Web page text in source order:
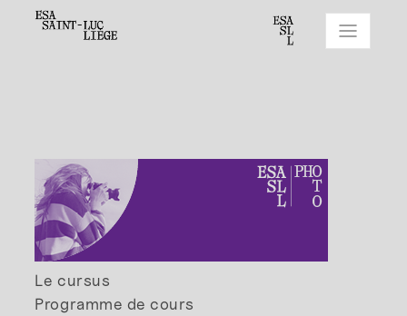
Le cursus
Programme de cours